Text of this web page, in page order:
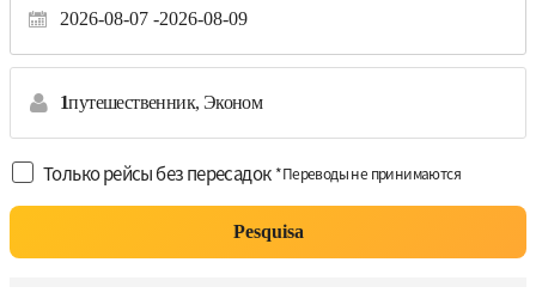
2026-08-07 2026-08-09
1путешественник, Эконом
Только рейсы без пересадок *Переводы не принимаются
Pesquisa